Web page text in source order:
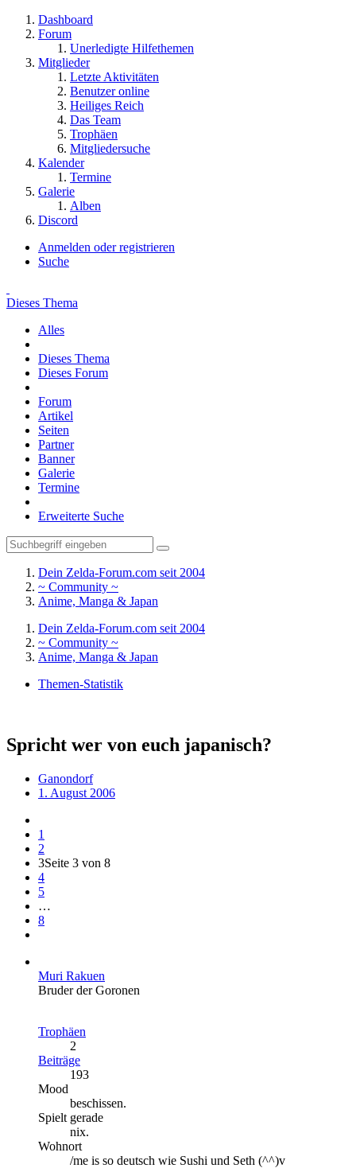
Dashboard
Forum
Unerledigte Hilfethemen
Mitglieder
Letzte Aktivitäten
Benutzer online
Heiliges Reich
Das Team
Trophäen
Mitgliedersuche
Kalender
Termine
Galerie
Alben
Discord
Anmelden oder registrieren
Suche
Dieses Thema
Alles
Dieses Thema
Dieses Forum
Forum
Artikel
Seiten
Partner
Banner
Galerie
Termine
Erweiterte Suche
Dein Zelda-Forum.com seit 2004
~ Community ~
Anime, Manga & Japan
Dein Zelda-Forum.com seit 2004
~ Community ~
Anime, Manga & Japan
Themen-Statistik
Spricht wer von euch japanisch?
Ganondorf
1. August 2006
1
2
3Seite 3 von 8
4
5
…
8
Muri Rakuen
Bruder der Goronen
Trophäen
2
Beiträge
193
Mood
beschissen.
Spielt gerade
nix.
Wohnort
/me is so deutsch wie Sushi und Seth (^^)v